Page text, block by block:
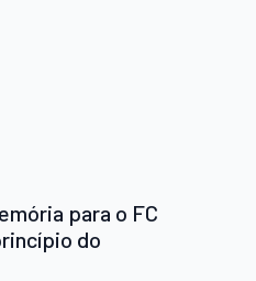
para o FC
do